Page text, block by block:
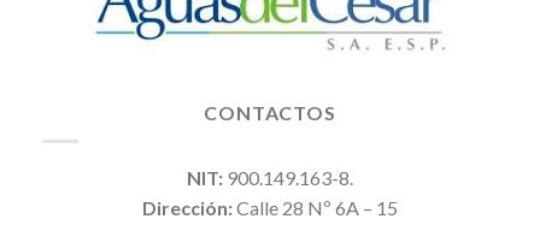
CONTACTOS
NIT: 900.149.163-8.
Dirección:Calle 28 Nº 6A – 15